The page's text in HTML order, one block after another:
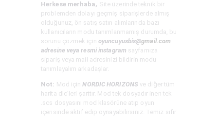
Herkese merhaba, Site üzerinde teknik bir
problemden dolayı geçmiş siparişlerde almış
olduğunuz, ön satış satın alımlarında bazı
kullanıcıların modu tanımlanmamış durumda, bu
sorunu çözmek için oyuncuyusbis@gmail.com
adresine veya resmi instagram sayfamıza
sipariş veya mail adresinizi bildirin modu
tanımlayalım arkadaşlar.
Not: Mod içinNORDIC HORIZONSve diğer tüm
harita dlc’leri şarttır. Mod tek dosyadır inen tek
.scs dosyasını mod klasörüne atıp oyun
içerisinde aktif edip oynayabilirsiniz. Temiz sıfır